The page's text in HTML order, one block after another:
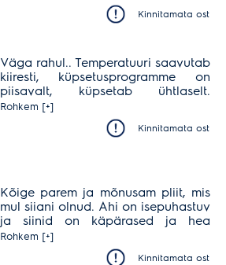
Kinnitamata ost
Väga rahul.. Temperatuuri saavutab
kiiresti, küpsetusprogramme on
piisavalt, küpsetab ühtlaselt.
Mingeid imepuhastusprogramme
pole, aga on püsinud seest väga
korralikuna.. oleme väga tihedad
veel mitmeid roostevabasid detaile.
Rohkem [+]
Kinnitamata ost
Kõige parem ja mõnusam pliit, mis
mul siiani olnud. Ahi on isepuhastuv
ja siinid on käpärased ja hea
küpsetis välja tõmmata, ilma et
põletasin kätt ära. Super pliit see
Rohkem [+]
Kinnitamata ost